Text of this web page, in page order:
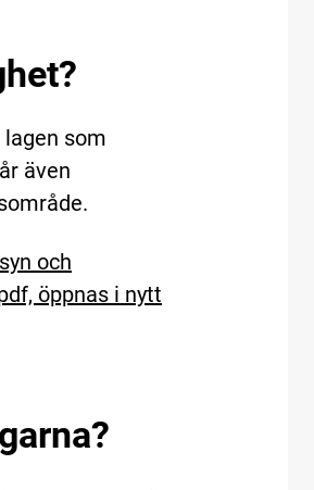
som
även
och
öppnas i nytt